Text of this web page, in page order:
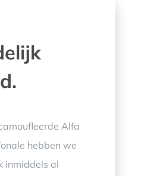
Alfa
hebben we
inmiddels al